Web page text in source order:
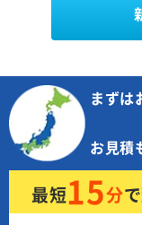
まず
お見積
最短15分で